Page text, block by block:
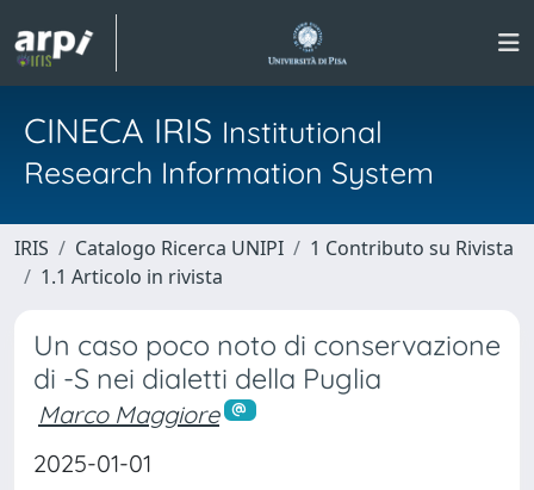
CINECA IRIS Institutional
Research Information System
IRIS Catalogo Ricerca UNIPI
1 Contributo su Rivista
1.1 Articolo in rivista
Un caso poco noto di conservazione
di -S nei dialetti della Puglia
Marco Maggiore
2025-01-01